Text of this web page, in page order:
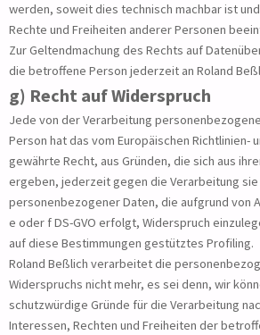
werden, soweit dies technisch machbar ist
Rechte und Freiheiten anderer Personen
Zur Geltendmachung des Rechts auf
die betroffene Person jederzeit an Roland
g) Recht auf Widerspruch
Jede von der Verarbeitung
Person hat das vom Europäischen Richtlinien-
gewährte Recht, aus Gründen, die sich aus
ergeben, jederzeit gegen die Verarbeitung
personenbezogener Daten, die aufgrund von
e oder f DS-GVO erfolgt, Widerspruch
auf diese Bestimmungen gestütztes Profiling.
Roland Beßlich verarbeitet die
Widerspruchs nicht mehr, es sei denn, wir
schutzwürdige Gründe für die Verarbeitung
Interessen, Rechten und Freiheiten der